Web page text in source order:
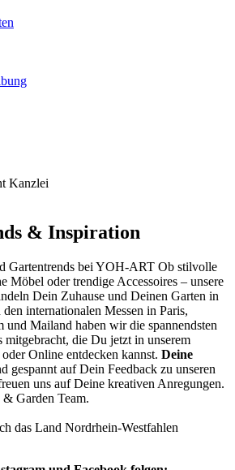
Kanzlei
& Inspiration
Gartentrends bei YOH‑ART Ob stilvolle
Möbel oder trendige Accessoires – unsere
Dein Zuhause und Deinen Garten in
internationalen Messen in Paris,
Mailand haben wir die spannendsten
die Du jetzt in unserem
Online entdecken kannst. Deine
gespannt auf Dein Feedback zu unseren
uns auf Deine kreativen Anregungen.
Garden Team.
das Land Nordrhein-Westfahlen